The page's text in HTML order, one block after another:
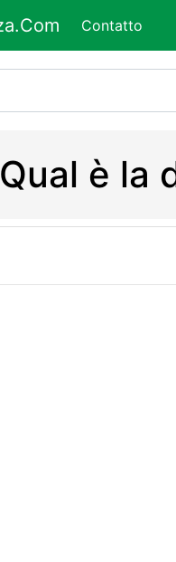
Contatto
Qual è la